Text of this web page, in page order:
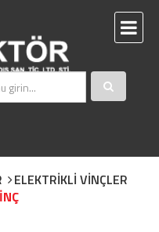
ELEKTRİKLİ VİNÇLER